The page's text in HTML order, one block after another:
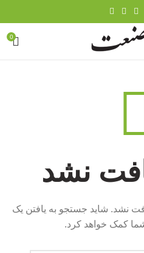
0
نشد
نشد. شاید جستجو به یافتن یک
کمک خواهد کرد.